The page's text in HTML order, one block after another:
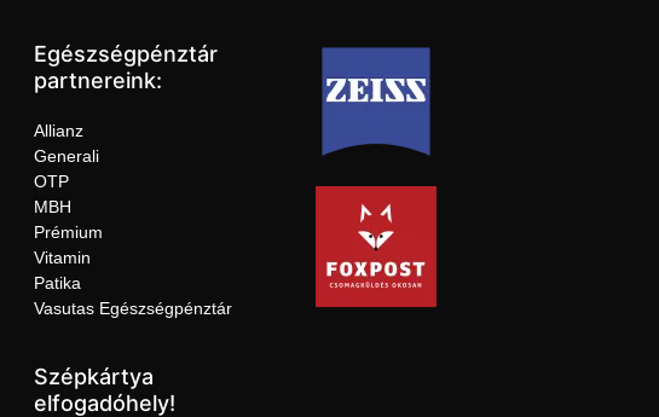
Egészségpénztár
partnereink:
Allianz
Generali
OTP
MBH
Prémium
Vitamin
Patika
Vasutas Egészségpénztár
Szépkártya
elfogadóhely!